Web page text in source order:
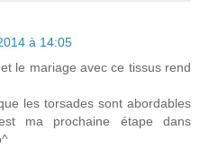
à 14:05
le mariage avec ce tissus rend
les torsades sont abordables
ma prochaine étape dans